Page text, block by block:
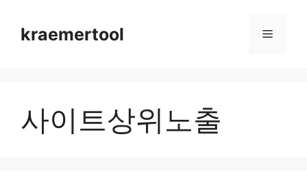
contentkraemertool Menu
사이트상위노출